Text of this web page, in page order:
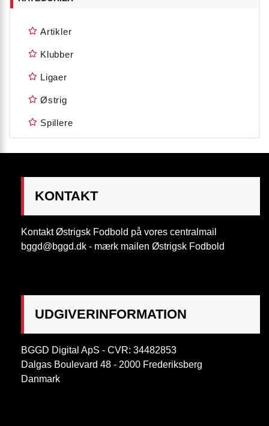
Artikler
Klubber
Ligaer
Østrig
Spillere
KONTAKT
Kontakt Østrigsk Fodbold på vores centralmail
bggd@bggd.dk - mærk mailen Østrigsk Fodbold
UDGIVERINFORMATION
BGGD Digital ApS - CVR: 34482853
Dalgas Boulevard 48 - 2000 Frederiksberg
Danmark